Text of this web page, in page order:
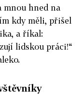
mnou hned na
kdy měli, přišel
a říkal:
lidskou práci!“